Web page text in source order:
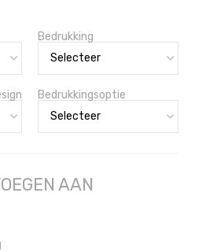
Bedrukking
Bedrukkingsoptie
AAN